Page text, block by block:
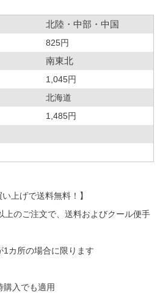
北陸・中部・中国
825円
南東北
1,045円
北海道
1,485円
上げで送料無料！】
上のご注文で、送料およびクール便手
1カ所の場合に限ります
購入でも適用